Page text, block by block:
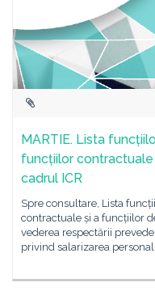
MARTIE. Lista
funcțiilor
cadrul ICR
Spre consultare, Lista
contractuale și a funcțiilor
vederea respectării
privind salarizarea